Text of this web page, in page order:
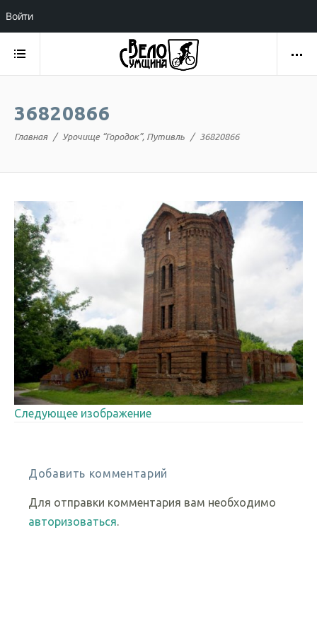
36820866
Главная Урочище “Городок”, Путивль 36820866
Следующее изображение
Добавить комментарий
Для отправки комментария вам необходимо
авторизоваться.
Войти